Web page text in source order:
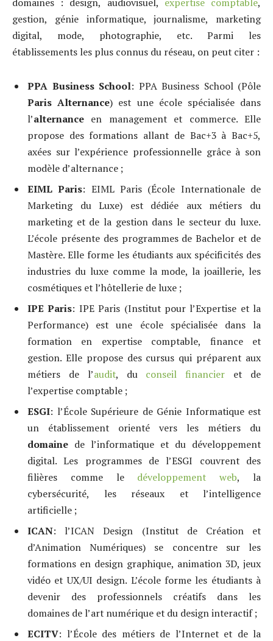
gestion, génie informatique, journalisme, marketing
digital, mode, photographie, etc. Parmi les
établissements les plus connus du réseau, on peut citer :
PPA Business School: PPA Business School (Pôle
Paris Alternance) est une école spécialisée dans
l’alternance en management et commerce. Elle
propose des formations allant de Bac+3 à Bac+5,
axées sur l’expérience professionnelle grâce à son
modèle d’alternance ;
EIML Paris: EIML Paris (École Internationale de
Marketing du Luxe) est dédiée aux métiers du
marketing et de la gestion dans le secteur du luxe.
L’école présente des programmes de Bachelor et de
Mastère. Elle forme les étudiants aux spécificités des
industries du luxe comme la mode, la joaillerie, les
cosmétiques et l’hôtellerie de luxe ;
IPE Paris: IPE Paris (Institut pour l’Expertise et la
Performance) est une école spécialisée dans la
formation en expertise comptable, finance et
gestion. Elle propose des cursus qui préparent aux
métiers de l’audit, du conseil financier et de
l’expertise comptable ;
ESGI: l’École Supérieure de Génie Informatique est
un établissement orienté vers les métiers du
domaine de l’informatique et du développement
digital. Les programmes de l’ESGI couvrent des
filières comme le développement web, la
cybersécurité, les réseaux et l’intelligence
artificielle ;
ICAN: l’ICAN Design (Institut de Création et
d’Animation Numériques) se concentre sur les
formations en design graphique, animation 3D, jeux
vidéo et UX/UI design. L’école forme les étudiants à
devenir des professionnels créatifs dans les
domaines de l’art numérique et du design interactif ;
ECITV: l’École des métiers de l’Internet et de la